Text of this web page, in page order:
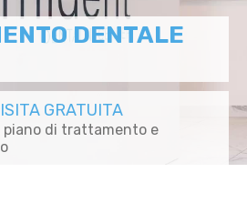
DENTALE
GRATUITA
piano di trattamento e